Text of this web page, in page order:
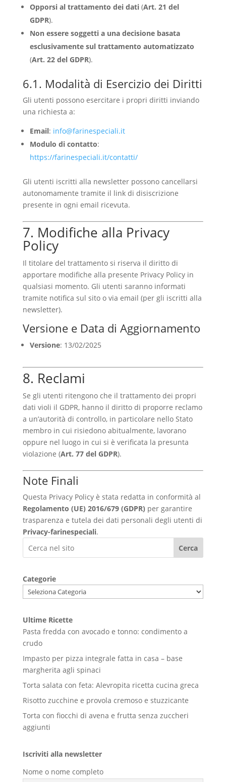
Opporsi al trattamento dei dati(Art. 21 del
GDPR).
Non essere soggetti a una decisione basata
esclusivamente sul trattamento automatizzato
(Art. 22 del GDPR).
6.1. Modalità di Esercizio dei Diritti
Gli utenti possono esercitare i propri diritti inviando
una richiesta a:
Email: info@farinespeciali.it
Modulo di contatto:
https://farinespeciali.it/contatti/
Gli utenti iscritti alla newsletter possono cancellarsi
autonomamente tramite il link di disiscrizione
presente in ogni email ricevuta.
7. Modifiche alla Privacy
Policy
Il titolare del trattamento si riserva il diritto di
apportare modifiche alla presente Privacy Policy in
qualsiasi momento. Gli utenti saranno informati
tramite notifica sul sito o via email (per gli iscritti alla
newsletter).
Versione e Data di Aggiornamento
Versione: 13/02/2025
8. Reclami
Se gli utenti ritengono che il trattamento dei propri
dati violi il GDPR, hanno il diritto di proporre reclamo
a un’autorità di controllo, in particolare nello Stato
membro in cui risiedono abitualmente, lavorano
oppure nel luogo in cui si è verificata la presunta
violazione (Art. 77 del GDPR).
Note Finali
Questa Privacy Policy è stata redatta in conformità al
Regolamento (UE) 2016/679 (GDPR) per garantire
trasparenza e tutela dei dati personali degli utenti di
Privacy-farinespeciali.
Cerca
Categorie
Ultime Ricette
Pasta fredda con avocado e tonno: condimento a
crudo
Impasto per pizza integrale fatta in casa – base
margherita agli spinaci
Torta salata con feta: Alevropita ricetta cucina greca
Risotto zucchine e provola cremoso e stuzzicante
Torta con fiocchi di avena e frutta senza zuccheri
aggiunti
Iscriviti alla newsletter
Nome o nome completo